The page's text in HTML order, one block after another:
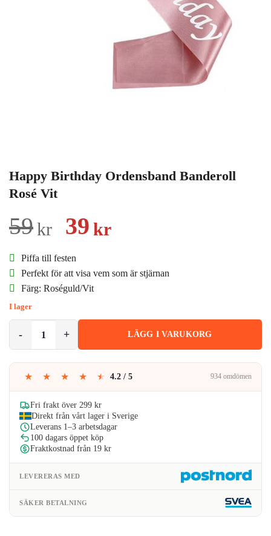
Happy Birthday Ordensband Banderoll
Rosé Vit
59kr
Det
ursprungliga
priset
var:
59kr.
39 krDet
priset
39kr.
Piffa till festen
Perfekt för att visa vem som är stjärnan
Färg: Roséguld/Vit
I lager
LÄGG I VARUKORG
★ ★ ★ ★ ★ 4.2 / 5 934 omdömen
Fri frakt över 299 kr
Direkt från vårt lager i Sverige
Leverans 1–3 arbetsdagar
100 dagars öppet köp
Fraktkostnad från 19 kr
LEVERERAS MED
SÄKER BETALNING